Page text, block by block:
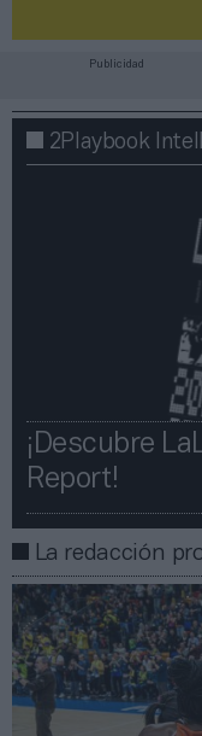
Publicidad
2Playbook
¡Descubre
Report!​​
La redacción